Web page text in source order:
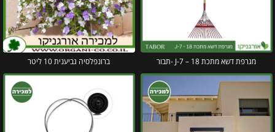
מגרפת דשא מתכת 18 – J-7 -תבור ברונפלסיה גביענית 10 ליטר